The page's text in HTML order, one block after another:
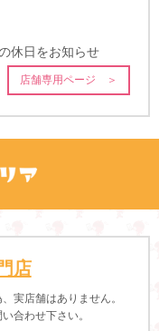
休日をお知らせ
店舗専用ページ ＞
店
実店舗はありません。
合わせ下さい。